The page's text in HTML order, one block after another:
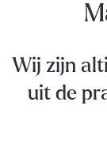
Wij zijn
uit de